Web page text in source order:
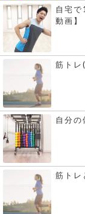
自宅
動画】
筋トレ
自分の
筋トレ